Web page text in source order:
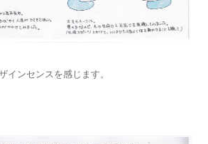
インセンスを感じます。